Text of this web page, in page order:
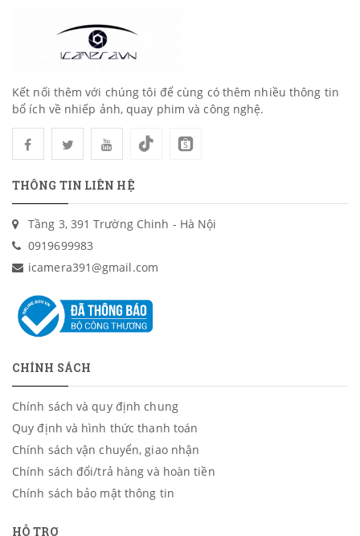
Kết nối thêm với chúng tôi để cùng có thêm nhiều thông tin
bổ ích về nhiếp ảnh, quay phim và công nghệ.
THÔNG TIN LIÊN HỆ
Tầng 3, 391 Trường Chinh - Hà Nội
0919699983
icamera391@gmail.com
CHÍNH SÁCH
Chính sách và quy định chung
Quy định và hình thức thanh toán
Chính sách vận chuyển, giao nhận
Chính sách đổi/trả hàng và hoàn tiền
Chính sách bảo mật thông tin
HỖ TRỢ